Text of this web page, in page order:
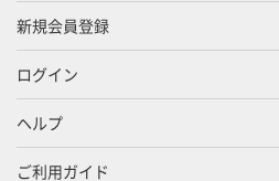
新規会員登録
ログイン
ヘルプ
ご利用ガイド